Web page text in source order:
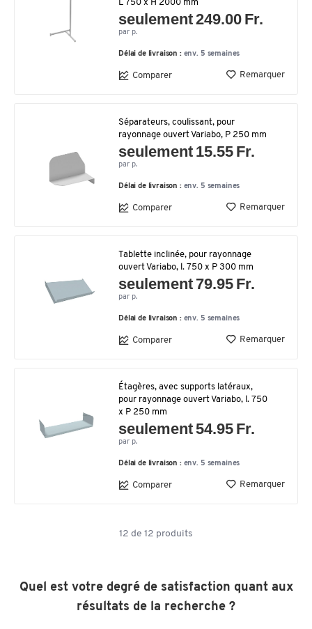
L 750 x H 2000 mm
seulement 249.00 Fr.
par p.
Délai de livraison : env. 5 semaines
Comparer Remarquer
Séparateurs, coulissant, pour
rayonnage ouvert Variabo, P 250 mm
seulement 15.55 Fr.
par p.
Délai de livraison : env. 5 semaines
Comparer Remarquer
Tablette inclinée, pour rayonnage
ouvert Variabo, l. 750 x P 300 mm
seulement 79.95 Fr.
par p.
Délai de livraison : env. 5 semaines
Comparer Remarquer
Étagères, avec supports latéraux,
pour rayonnage ouvert Variabo, l. 750
x P 250 mm
seulement 54.95 Fr.
par p.
Délai de livraison : env. 5 semaines
Comparer Remarquer
12 de 12 produits
Quel est votre degré de satisfaction quant aux
résultats de la recherche ?